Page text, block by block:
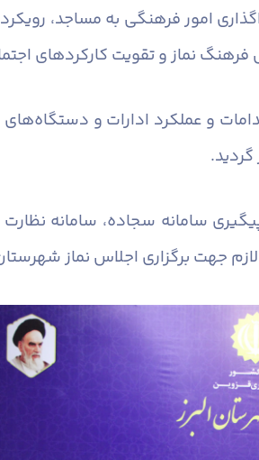
امور فرهنگی به مساجد،
نماز و تقویت کارکردهای
و عملکرد ادارات و
گردید.
سامانه سجاده، سامانه
جهت برگزاری اجلاس نماز شهرستان